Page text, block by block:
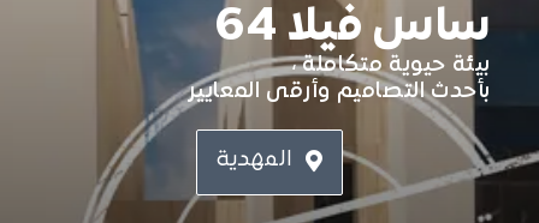
ساس فيلا 64
بيئة حيوية متكاملة ،
بأحدث التصاميم وأرقى المعايير​
المهدية